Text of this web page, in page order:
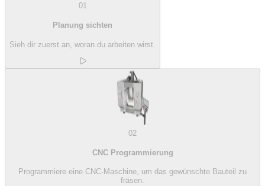
01
Planung sichten
Sieh dir zuerst an, woran du arbeiten wirst.
02
CNC Programmierung
Programmiere eine CNC-Maschine, um das gewünschte Bauteil zu
fräsen.